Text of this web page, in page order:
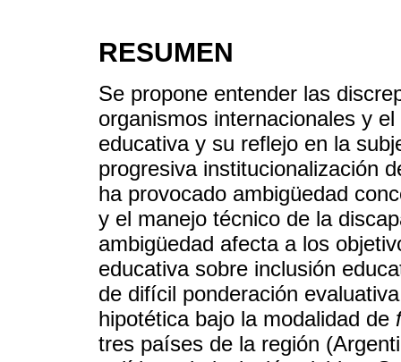
RESUMEN
Se propone entender las
organismos internacionales y
educativa y su reflejo en la
progresiva institucionalización
ha provocado ambigüedad
y el manejo técnico de la
ambigüedad afecta a los
educativa sobre inclusión
de difícil ponderación
hipotética bajo la modalidad de
tres países de la región